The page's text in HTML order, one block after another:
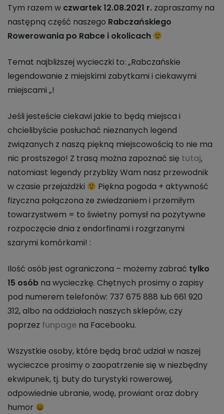
Tym razem w czwartek 12.08.2021 r. zapraszamy na
następną część naszego Rabczańskiego
Rowerowania po Rabce i okolicach
Temat najbliższej wycieczki to: „Rabczańskie
legendowanie z miejskimi zabytkami i ciekawymi
miejscami „!
Jeśli jesteście ciekawi jakie to będą miejsca i
chcielibyście posłuchać nieznanych legend
związanych z naszą piękną miejscowością to nie ma
nic prostszego! Z trasą można zapoznać się tutaj,
natomiast legendy przybliży Wam nasz przewodnik
w czasie przejażdżki
Piękna pogoda + aktywność
fizyczna połączona ze zwiedzaniem i przemiłym
towarzystwem = to świetny pomysł na pozytywne
rozpoczęcie dnia z endorfinami i rozgrzanymi
szarymi komórkami! :
Ilość osób jest ograniczona – możemy zabrać tylko
15 osób na wycieczkę. Chętnych prosimy o zapisy
pod numerem telefonów: 737 675 888 lub 661 920
312, albo na oddziałach naszych sklepów, czy
poprzez funpage na Facebooku.
Wszystkie osoby, które będą brać udział w naszej
wycieczce prosimy o zaopatrzenie się w niezbędny
ekwipunek, tj. buty do turystyki rowerowej,
odpowiednie ubranie, wodę, prowiant oraz dobry
humor